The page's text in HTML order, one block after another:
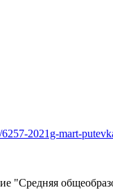
2021g-mart-
"Средняя